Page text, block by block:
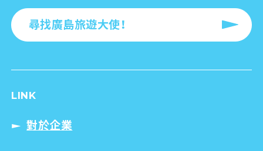
尋找廣島旅遊大使！
LINK
對於企業